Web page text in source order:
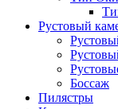
Рустовый
Боссаж
Пилястры